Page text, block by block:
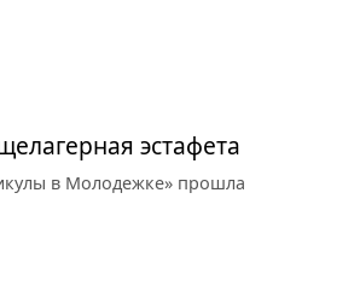
эстафета
в Молодежке» прошла